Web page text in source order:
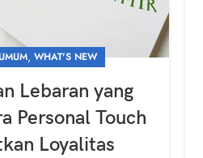
, WHAT'S NEW
Lebaran yang
Personal Touch
Loyalitas